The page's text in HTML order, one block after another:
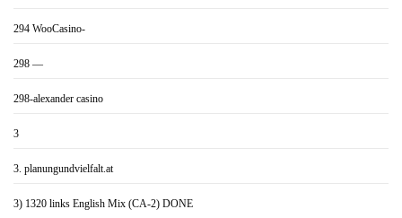
294 WooCasino-
298 —
298-alexander casino
3
3. planungundvielfalt.at
3) 1320 links English Mix (CA-2) DONE